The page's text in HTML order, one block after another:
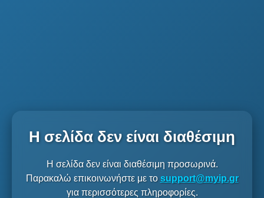
Η σελίδα δεν είναι διαθέσιμη
Η σελίδα δεν είναι διαθέσιμη προσωρινά.
Παρακαλώ επικοινωνήστε με το support@myip.gr
για περισσότερες πληροφορίες.